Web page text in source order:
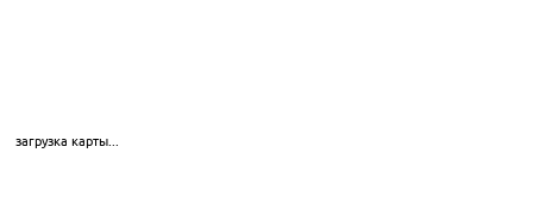
загрузка карты...